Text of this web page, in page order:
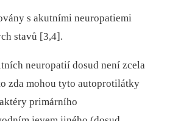
s akutními neuropatiemi
stavů [3,4].
neuropatií dosud není zcela
zda mohou tyto autoprotilátky
primárního